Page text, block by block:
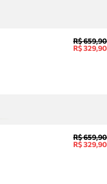
R$ 659,90
R$ 329,90
R$ 659,90
R$ 329,90